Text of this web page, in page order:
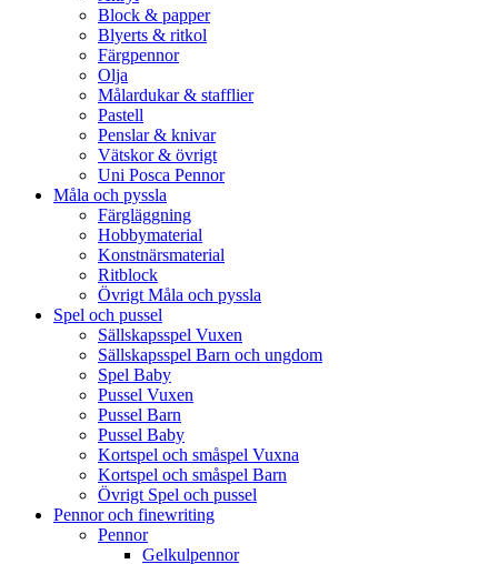
Block & papper
Blyerts & ritkol
Färgpennor
Olja
Målardukar & stafflier
Pastell
Penslar & knivar
Vätskor & övrigt
Uni Posca Pennor
Måla och pyssla
Färgläggning
Hobbymaterial
Konstnärsmaterial
Ritblock
Övrigt Måla och pyssla
Spel och pussel
Sällskapsspel Vuxen
Sällskapsspel Barn och ungdom
Spel Baby
Pussel Vuxen
Pussel Barn
Pussel Baby
Kortspel och småspel Vuxna
Kortspel och småspel Barn
Övrigt Spel och pussel
Pennor och finewriting
Pennor
Gelkulpennor